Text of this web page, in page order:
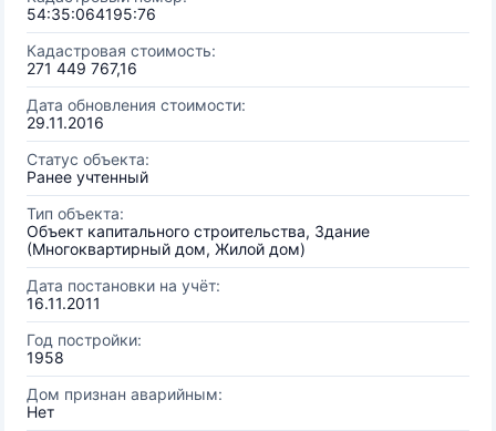
54:35:064195:76
Кадастровая стоимость:
271 449 767,16
Дата обновления стоимости:
29.11.2016
Статус объекта:
Ранее учтенный
Тип объекта:
Объект капитального строительства, Здание
(Многоквартирный дом, Жилой дом)
Дата постановки на учёт:
16.11.2011
Год постройки:
1958
Дом признан аварийным:
Нет